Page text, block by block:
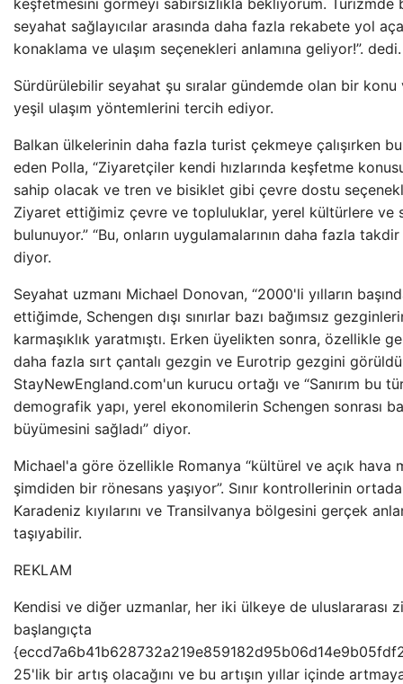
seyahat sağlayıcılar arasında daha fazla rekabete yol
konaklama ve ulaşım seçenekleri anlamına geliyor!”. dedi.
Sürdürülebilir seyahat şu sıralar gündemde olan bir
yeşil ulaşım yöntemlerini tercih ediyor.
Balkan ülkelerinin daha fazla turist çekmeye çalışırken
eden Polla, “Ziyaretçiler kendi hızlarında keşfetme
sahip olacak ve tren ve bisiklet gibi çevre dostu
Ziyaret ettiğimiz çevre ve topluluklar, yerel kültürlere ve
bulunuyor.” “Bu, onların uygulamalarının daha fazla
diyor.
Seyahat uzmanı Michael Donovan, “2000'li yılların
ettiğimde, Schengen dışı sınırlar bazı bağımsız
karmaşıklık yaratmıştı. Erken üyelikten sonra, özellikle
daha fazla sırt çantalı gezgin ve Eurotrip gezgini
StayNewEngland.com'un kurucu ortağı ve “Sanırım bu
demografik yapı, yerel ekonomilerin Schengen sonrası
büyümesini sağladı” diyor.
Michael'a göre özellikle Romanya “kültürel ve açık hava
şimdiden bir rönesans yaşıyor”. Sınır kontrollerinin
Karadeniz kıyılarını ve Transilvanya bölgesini gerçek
taşıyabilir.
REKLAM
Kendisi ve diğer uzmanlar, her iki ülkeye de uluslararası
başlangıçta
25'lik bir artış olacağını ve bu artışın yıllar içinde